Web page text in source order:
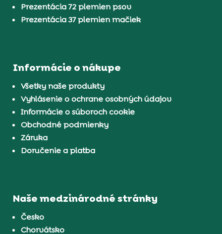
Prezentácia 72 plemien psov
Prezentácia 37 plemien mačiek
Informácie o nákupe
Všetky naše produkty
Vyhlásenie o ochrane osobných údajov
Informácie o súboroch cookie
Obchodné podmienky
Záruka
Doručenie a platba
Naše medzinárodné stránky
Česko
Chorvátsko